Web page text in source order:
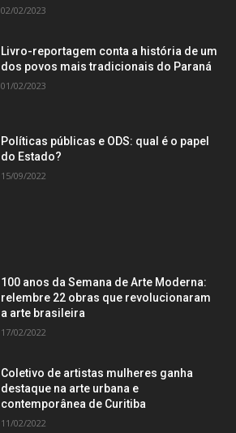
02/02/2023
Livro-reportagem conta a história de um
dos povos mais tradicionais do Paraná
01/02/2023
Políticas públicas e ODS: qual é o papel
do Estado?
15/09/2022
100 anos da Semana de Arte Moderna:
relembre 22 obras que revolucionaram
a arte brasileira
17/02/2022
Coletivo de artistas mulheres ganha
destaque na arte urbana e
contemporânea de Curitiba
11/02/2022